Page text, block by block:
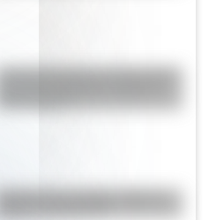
¿Cómo percibía la enfermedad y
Toba o Qom?
Bandera de La Rioja: historia,
origen y significado